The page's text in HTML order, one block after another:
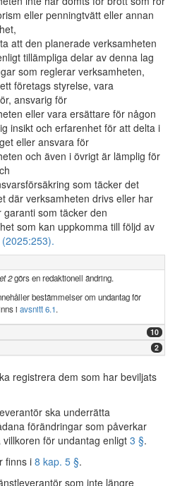
eller penningtvätt eller annan
att den planerade verksamheten
tillämpliga delar av denna lag
som reglerar verksamheten,
företags styrelse, vara
ansvarig för
eller vara ersättare för någon
insikt och erfarenhet för att delta i
eller ansvara för
och även i övrigt är lämplig för
som täcker det
där verksamheten drivs eller har
som täcker den
som kan uppkomma till följd av
2görs en redaktionell ändring.
bestämmelser om undantag för
i avsnitt 6.1.
10
2
registrera dem som har beviljats
ska underrätta
förändringar som påverkar
för undantag enligt 3 §.
finns i 8 kap. 5 §.
som inte längre